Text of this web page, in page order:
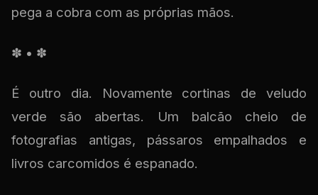
pega a cobra com as próprias mãos.
✽ • ✽
É outro dia. Novamente cortinas de veludo
verde são abertas. Um balcão cheio de
fotografias antigas, pássaros empalhados e
livros carcomidos é espanado.